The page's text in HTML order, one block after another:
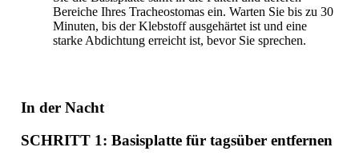
Bereiche Ihres Tracheostomas ein. Warten Sie bis zu 30
Minuten, bis der Klebstoff ausgehärtet ist und eine
starke Abdichtung erreicht ist, bevor Sie sprechen.
In der Nacht
SCHRITT 1: Basisplatte für tagsüber entfernen